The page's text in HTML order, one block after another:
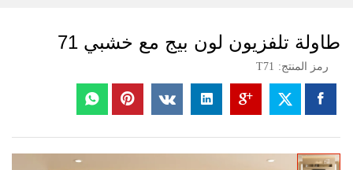
طاولة تلفزيون لون بيج مع خشبي 71
رمز المنتج: T71